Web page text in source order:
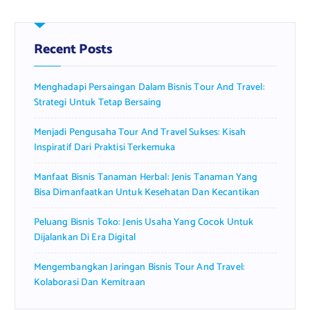
h
f
o
:
Recent Posts
Menghadapi Persaingan Dalam Bisnis Tour And Travel:
Strategi Untuk Tetap Bersaing
Menjadi Pengusaha Tour And Travel Sukses: Kisah
Inspiratif Dari Praktisi Terkemuka
Manfaat Bisnis Tanaman Herbal: Jenis Tanaman Yang
Bisa Dimanfaatkan Untuk Kesehatan Dan Kecantikan
Peluang Bisnis Toko: Jenis Usaha Yang Cocok Untuk
Dijalankan Di Era Digital
Mengembangkan Jaringan Bisnis Tour And Travel:
Kolaborasi Dan Kemitraan